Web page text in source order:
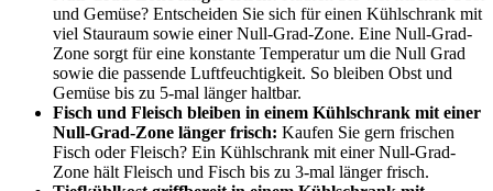
und Gemüse? Entscheiden Sie sich für einen Kühlschrank mit
viel Stauraum sowie einer Null-Grad-Zone. Eine Null-Grad-
Zone sorgt für eine konstante Temperatur um die Null Grad
sowie die passende Luftfeuchtigkeit. So bleiben Obst und
Gemüse bis zu 5-mal länger haltbar.
Fisch und Fleisch bleiben in einem Kühlschrank mit einer
Null-Grad-Zone länger frisch: Kaufen Sie gern frischen
Fisch oder Fleisch? Ein Kühlschrank mit einer Null-Grad-
Zone hält Fleisch und Fisch bis zu 3-mal länger frisch.